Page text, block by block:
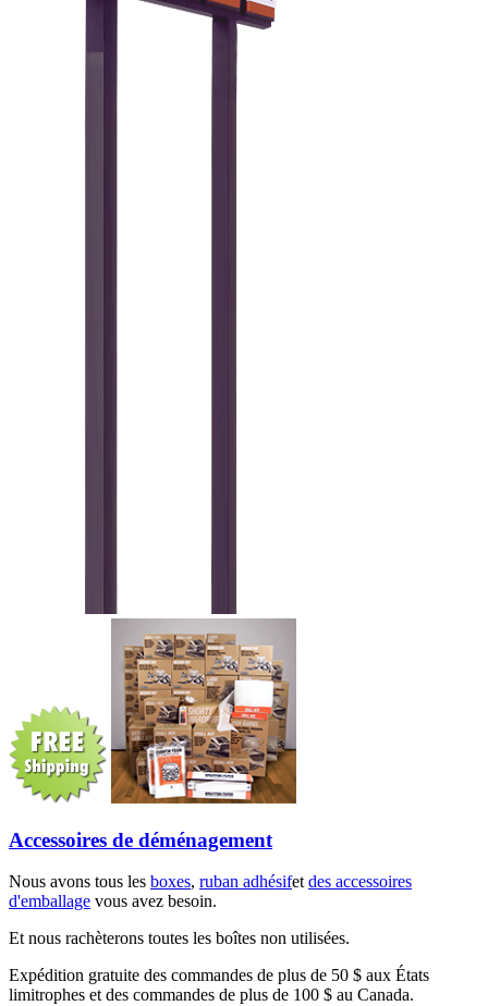
Accessoires de déménagement
Nous avons tous les boxes, ruban adhésifetdes accessoires
d'emballage vous avez besoin.
Et nous rachèterons toutes les boîtes non utilisées.
Expédition gratuite des commandes de plus de 50 $ aux États
limitrophes et des commandes de plus de 100 $ au Canada.